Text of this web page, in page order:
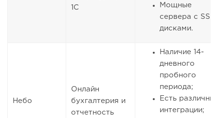
1С
Мощные
сервера с
дисками.
Небо
Онлайн
бухгалтерия и
отчетность
Наличие 14-
дневного
пробного
периода;
Есть
интеграции;